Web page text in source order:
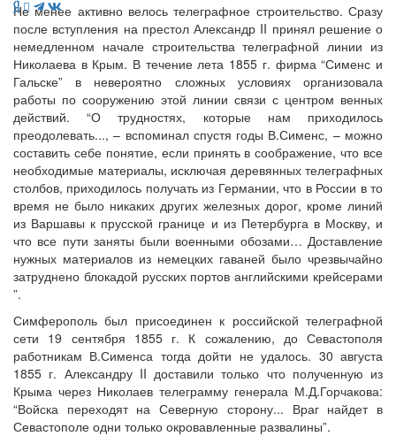
Не менее активно велось телеграфное строительство. Сразу
после вступления на престол Александр II принял решение о
немедленном начале строительства телеграфной линии из
Николаева в Крым. В течение лета 1855 г. фирма “Сименс и
Гальске” в невероятно сложных условиях организовала
работы по сооружению этой линии связи с центром венных
действий. “О трудностях, которые нам приходилось
преодолевать..., – вспоминал спустя годы В.Сименс, – можно
составить себе понятие, если принять в соображение, что все
необходимые материалы, исключая деревянных телеграфных
столбов, приходилось получать из Германии, что в России в то
время не было никаких других железных дорог, кроме линий
из Варшавы к прусской границе и из Петербурга в Москву, и
что все пути заняты были военными обозами… Доставление
нужных материалов из немецких гаваней было чрезвычайно
затруднено блокадой русских портов английскими крейсерами
”.
Симферополь был присоединен к российской телеграфной
сети 19 сентября 1855 г. К сожалению, до Севастополя
работникам В.Сименса тогда дойти не удалось. 30 августа
1855 г. Александру II доставили только что полученную из
Крыма через Николаев телеграмму генерала М.Д.Горчакова:
“Войска переходят на Северную сторону... Враг найдет в
Севастополе одни только окровавленные развалины”.